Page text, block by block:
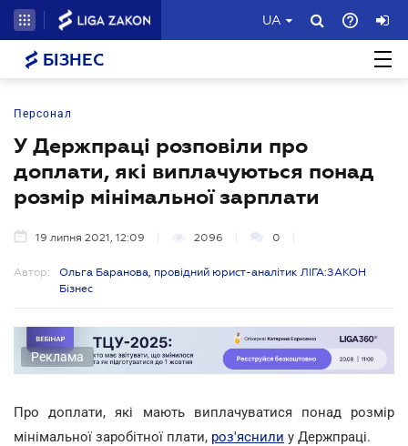
UA
БІЗНЕС
Персонал
У Держпраці розповіли про
доплати, які виплачуються понад
розмір мінімальної зарплати
19 липня 2021, 12:09 2096 0
Автор:
Ольга Баранова, провідний юрист-аналітик ЛІГА:ЗАКОН
Бізнес
Реклама
Про доплати, які мають виплачуватися понад розмір
мінімальної заробітної плати, роз'яснили у Держпраці.